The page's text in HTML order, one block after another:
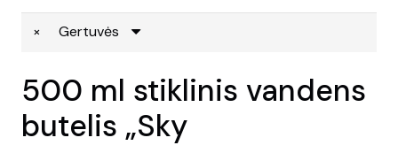
× Gertuvės
500 ml stiklinis vandens
butelis „Sky